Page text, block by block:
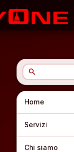
search
Home
Servizi
Chi siamo